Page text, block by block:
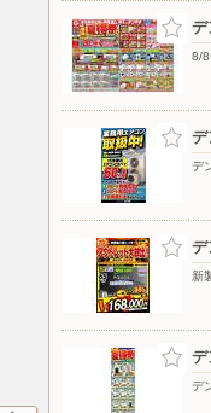
デ
8/
デ
デ
デ
新
デ
デ